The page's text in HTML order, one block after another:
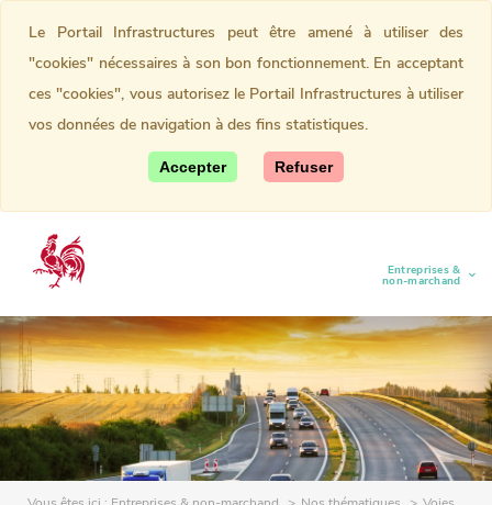
Entreprises &
non-marchand
(current)
Le Portail Infrastructures peut être amené à utiliser des
"cookies" nécessaires à son bon fonctionnement. En acceptant
ces "cookies", vous autorisez le Portail Infrastructures à utiliser
vos données de navigation à des fins statistiques.
Accepter Refuser